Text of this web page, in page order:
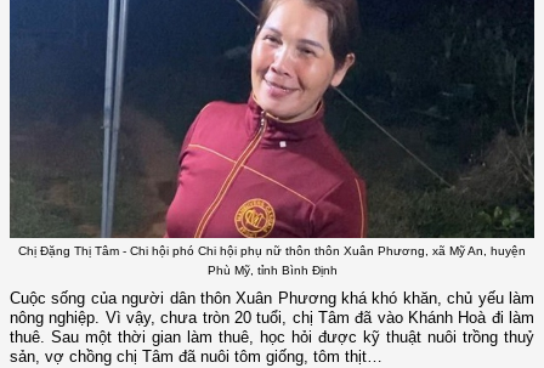
Chị Đặng Thị Tâm - Chi hội phó Chi hội phụ nữ thôn thôn Xuân Phương, xã Mỹ An, huyện
Phù Mỹ, tỉnh Bình Định
Cuộc sống của người dân thôn Xuân Phương khá khó khăn, chủ yếu làm
nông nghiệp. Vì vậy, chưa tròn 20 tuổi, chị Tâm đã vào Khánh Hoà đi làm
thuê. Sau một thời gian làm thuê, học hỏi được kỹ thuật nuôi trồng thuỷ
sản, vợ chồng chị Tâm đã nuôi tôm giống, tôm thịt…